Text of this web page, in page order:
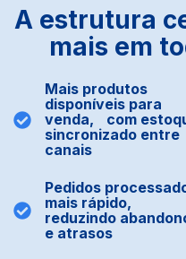
A estrutura
mais em
Mais produtos
disponíveis para
venda, com
sincronizado entre
canais
Pedidos
mais rápido,
reduzindo
e atrasos